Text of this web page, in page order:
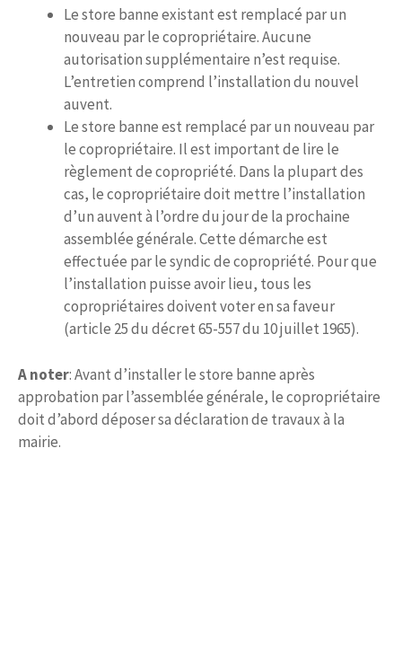
Le store banne existant est remplacé par un
nouveau par le copropriétaire. Aucune
autorisation supplémentaire n’est requise.
L’entretien comprend l’installation du nouvel
auvent.
Le store banne est remplacé par un nouveau par
le copropriétaire. Il est important de lire le
règlement de copropriété. Dans la plupart des
cas, le copropriétaire doit mettre l’installation
d’un auvent à l’ordre du jour de la prochaine
assemblée générale. Cette démarche est
effectuée par le syndic de copropriété. Pour que
l’installation puisse avoir lieu, tous les
copropriétaires doivent voter en sa faveur
(article 25 du décret 65-557 du 10 juillet 1965).
A noter: Avant d’installer le store banne après
approbation par l’assemblée générale, le copropriétaire
doit d’abord déposer sa déclaration de travaux à la
mairie.